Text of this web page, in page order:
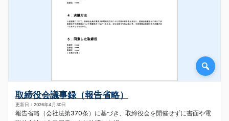
取締役会議事録（報告省略）
更新日：2026年4月30日
報告省略（会社法第370条）に基づき、取締役会を開催せずに書面や電